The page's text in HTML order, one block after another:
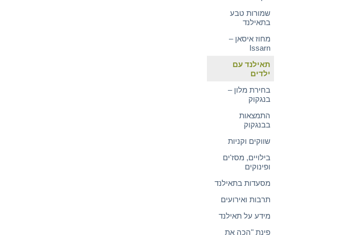
שמורות טבע
בתאילנד
מחוז איסאן –
Issarn
תאילנד עם
ילדים
בחירת מלון –
בנגקוק
התמצאות
בבנגקוק
שווקים וקניות
בילויים, מסז'ים
ופינוקים
מסעדות בתאילנד
תרבות ואירועים
מידע על תאילנד
פינת "הכה את